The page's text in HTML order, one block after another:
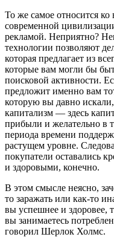
То же самое относится
современной
рекламой. Неприятно?
технологии позволяют
которая предлагает из
которые вам могли бы
поисковой активности.
предложит именно вам
которую вы давно
капитализм — здесь
прибыли и желательно в
периода времени
растущем уровне.
покупатели оставались
и здоровыми, конечно.
В этом смысле неясно,
то заражать или как-то
вы успешнее и здоровее,
вы занимаетесь
говорил Шерлок Холмс.